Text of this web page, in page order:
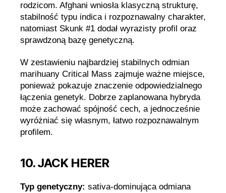
rodzicom. Afghani wniosła klasyczną strukturę,
stabilność typu indica i rozpoznawalny charakter,
natomiast Skunk #1 dodał wyrazisty profil oraz
sprawdzoną bazę genetyczną.
W zestawieniu najbardziej stabilnych odmian
marihuany Critical Mass zajmuje ważne miejsce,
ponieważ pokazuje znaczenie odpowiedzialnego
łączenia genetyk. Dobrze zaplanowana hybryda
może zachować spójność cech, a jednocześnie
wyróżniać się własnym, łatwo rozpoznawalnym
profilem.
10. JACK HERER
Typ genetyczny: sativa-dominująca odmiana